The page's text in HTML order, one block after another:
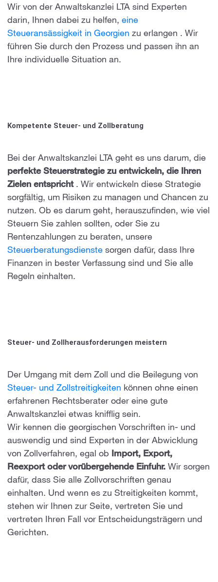
Wir von der Anwaltskanzlei LTA sind Experten
darin, Ihnen dabei zu helfen, eine
Steueransässigkeit in Georgien zu erlangen . Wir
führen Sie durch den Prozess und passen ihn an
Ihre individuelle Situation an.
Kompetente Steuer- und Zollberatung
Bei der Anwaltskanzlei LTA geht es uns darum, die
perfekte Steuerstrategie zu entwickeln, die Ihren
Zielen entspricht . Wir entwickeln diese Strategie
sorgfältig, um Risiken zu managen und Chancen zu
nutzen. Ob es darum geht, herauszufinden, wie viel
Steuern Sie zahlen sollten, oder Sie zu
Rentenzahlungen zu beraten, unsere
Steuerberatungsdienste sorgen dafür, dass Ihre
Finanzen in bester Verfassung sind und Sie alle
Regeln einhalten.
Steuer- und Zollherausforderungen meistern
Der Umgang mit dem Zoll und die Beilegung von
Steuer- und Zollstreitigkeiten können ohne einen
erfahrenen Rechtsberater oder eine gute
Anwaltskanzlei etwas knifflig sein.
Wir kennen die georgischen Vorschriften in- und
auswendig und sind Experten in der Abwicklung
von Zollverfahren, egal ob Import, Export,
Reexport oder vorübergehende Einfuhr. Wir sorgen
dafür, dass Sie alle Zollvorschriften genau
einhalten. Und wenn es zu Streitigkeiten kommt,
stehen wir Ihnen zur Seite, vertreten Sie und
vertreten Ihren Fall vor Entscheidungsträgern und
Gerichten.